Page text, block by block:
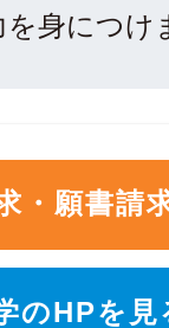
身につけ
・願書請
のHPを見